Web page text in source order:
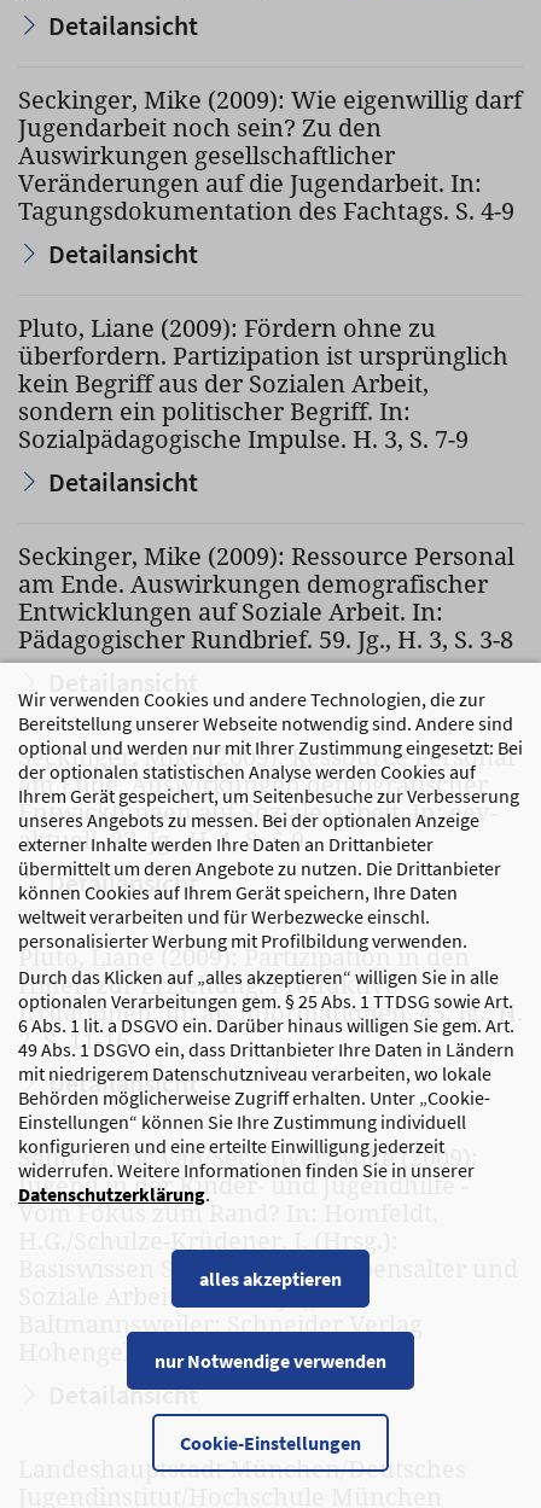
Wir verwenden Cookies und andere Technologien, die zur
Bereitstellung unserer Webseite notwendig sind. Andere sind
optional und werden nur mit Ihrer Zustimmung eingesetzt: Bei
der optionalen statistischen Analyse werden Cookies auf
Ihrem Gerät gespeichert, um Seitenbesuche zur Verbesserung
unseres Angebots zu messen. Bei der optionalen Anzeige
externer Inhalte werden Ihre Daten an Drittanbieter
übermittelt um deren Angebote zu nutzen. Die Drittanbieter
können Cookies auf Ihrem Gerät speichern, Ihre Daten
weltweit verarbeiten und für Werbezwecke einschl.
personalisierter Werbung mit Profilbildung verwenden.
Durch das Klicken auf „alles akzeptieren“ willigen Sie in alle
optionalen Verarbeitungen gem. § 25 Abs. 1 TTDSG sowie Art.
6 Abs. 1 lit. a DSGVO ein. Darüber hinaus willigen Sie gem. Art.
49 Abs. 1 DSGVO ein, dass Drittanbieter Ihre Daten in Ländern
mit niedrigerem Datenschutzniveau verarbeiten, wo lokale
Behörden möglicherweise Zugriff erhalten. Unter „Cookie-
Einstellungen“ können Sie Ihre Zustimmung individuell
konfigurieren und eine erteilte Einwilligung jederzeit
widerrufen. Weitere Informationen finden Sie in unserer
Datenschutzerklärung.
Cookie-Einstellungen
alles akzeptieren
nur Notwendige verwenden
Detailansicht
Seckinger, Mike (2009): Wie eigenwillig darf
Jugendarbeit noch sein? Zu den
Auswirkungen gesellschaftlicher
Veränderungen auf die Jugendarbeit. In:
Tagungsdokumentation des Fachtags. S. 4-9
Detailansicht
Pluto, Liane (2009): Fördern ohne zu
überfordern. Partizipation ist ursprünglich
kein Begriff aus der Sozialen Arbeit,
sondern ein politischer Begriff. In:
Sozialpädagogische Impulse. H. 3, S. 7-9
Detailansicht
Seckinger, Mike (2009): Ressource Personal
am Ende. Auswirkungen demografischer
Entwicklungen auf Soziale Arbeit. In:
Pädagogischer Rundbrief. 59. Jg., H. 3, S. 3-8
Seckinger, Mike (2009): Ressource Personal
am Ende. Auswirkungen demografischer
Entwicklungen auf Soziale Arbeit. In: eev-
aktuell. 27. Jg., H. 1, S. 5-9
Detailansicht
Pluto, Liane (2009): Partizipation in den
Hilfen zur Erziehung. Produktive
Irritationen. In: ajs informationen. 45. Jg., H.
2, S. 11-16
Detailansicht
Santen, Eric van/Seckinger, Mike (2009):
Jugend in der Kinder- und Jugendhilfe -
Vom Fokus zum Rand? In: Homfeldt,
Basiswissen Soziale Arbeit. Lebensalter und
Soziale Arbeit, Band 3, Jugend.
Baltmannsweiler: Schneider Verlag
Hohengehren, S. 186-209
Detailansicht
Landeshauptstadt München/Deutsches